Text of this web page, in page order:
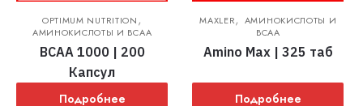
OPTIMUM NUTRITION,
АМИНОКИСЛОТЫ И BCAA
BCAA 1000 | 200
Капсул
Подробнее
MAXLER, АМИНОКИСЛОТЫ И
BCAA
Amino Max | 325 таб
Подробнее